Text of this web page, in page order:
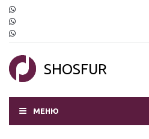
SHOSFUR
МЕНЮ